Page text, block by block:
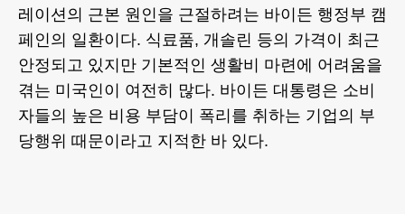
레이션의 근본 원인을 근절하려는 바이든 행정부 캠
페인의 일환이다. 식료품, 개솔린 등의 가격이 최근
안정되고 있지만 기본적인 생활비 마련에 어려움을
겪는 미국인이 여전히 많다. 바이든 대통령은 소비
자들의 높은 비용 부담이 폭리를 취하는 기업의 부
당행위 때문이라고 지적한 바 있다.